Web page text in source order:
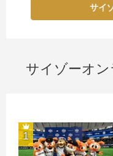
サイ
サイゾーオ
1